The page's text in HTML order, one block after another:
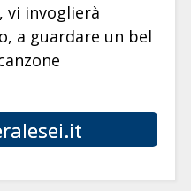
vi invoglierà
a guardare un bel